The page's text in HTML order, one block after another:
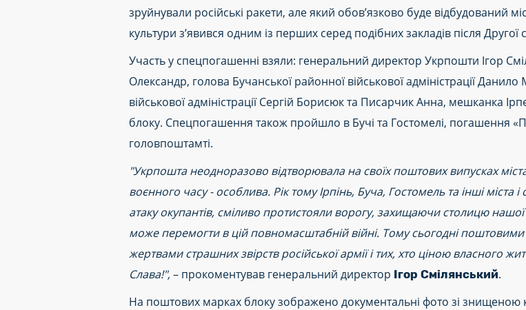
зруйнували російські ракети, але який обов’язково буде відбудований
культури з’явився одним із перших серед подібних закладів після Другої
Участь у спецпогашенні взяли: генеральний директор Укрпошти Ігор
Олександр, голова Бучанської районної військової адміністрації
військової адміністрації Сергій Борисюк та Писарчик Анна, мешканка
блоку. Спецпогашення також пройшло в Бучі та Гостомелі, погашення
головпоштамті.
"Укрпошта неодноразово відтворювала на своїх поштових випусках
воєнного часу - особлива. Рік тому Ірпінь, Буча, Гостомель та інші
атаку окупантів, сміливо протистояли ворогу, захищаючи столицю
може перемогти в цій повномасштабній війні. Тому сьогодні
жертвами страшних звірств російської армії і тих, хто ціною власного
Слава!",– прокоментував генеральний директор Ігор Смілянський.
На поштових марках блоку зображено документальні фото зі знищеною